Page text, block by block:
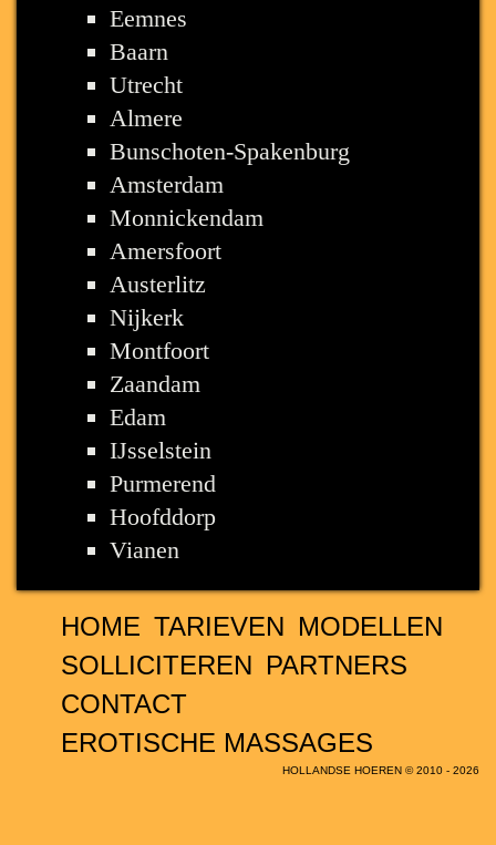
Eemnes
Baarn
Utrecht
Almere
Bunschoten-Spakenburg
Amsterdam
Monnickendam
Amersfoort
Austerlitz
Nijkerk
Montfoort
Zaandam
Edam
IJsselstein
Purmerend
Hoofddorp
Vianen
HOME TARIEVEN MODELLEN
SOLLICITEREN PARTNERS
CONTACT
EROTISCHE MASSAGES
HOLLANDSE HOEREN © 2010 - 2026